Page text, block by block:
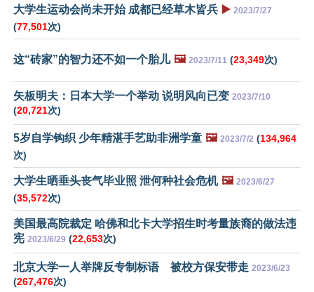
大学生运动会尚未开始 成都已经草木皆兵 ▶️ 2023/7/27
(77,501次)
这“砖家”的智力还不如一个胎儿 🖼️ 2023/7/11 (23,349次)
矢板明夫：日本大学一个举动 说明风向已变 2023/7/10
(20,721次)
5岁自学钩织 少年精湛手艺助非洲学童 🖼️ 2023/7/2 (134,964
次)
大学生晒垂头丧气毕业照 泄何种社会危机 🖼️ 2023/6/27
(35,572次)
美国最高院裁定 哈佛和北卡大学招生时考量族裔的做法违
宪 2023/6/29 (22,653次)
北京大学一人举牌反专制标语 被校方保安带走 2023/6/23
(267,476次)